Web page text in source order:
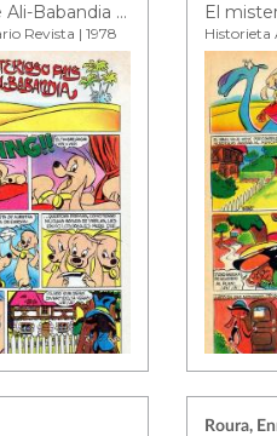
El misterioso país de Ali-Babandia ep. 1
Revista | 1978 Historieta
Roura,